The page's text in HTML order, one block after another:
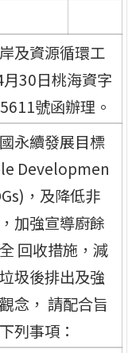
及資源循環工
30日桃海資字
號函辦理。
永續發展目標
Developmen
，及降低非
加強宣導廚餘
回收措施，減
圾後排出及強
念， 請配合旨
列事項：